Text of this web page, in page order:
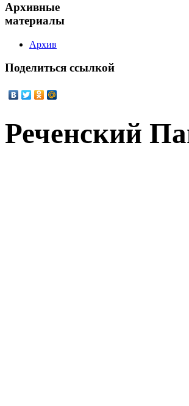
Архивные
материалы
Архив
Поделиться ссылкой
Реченский